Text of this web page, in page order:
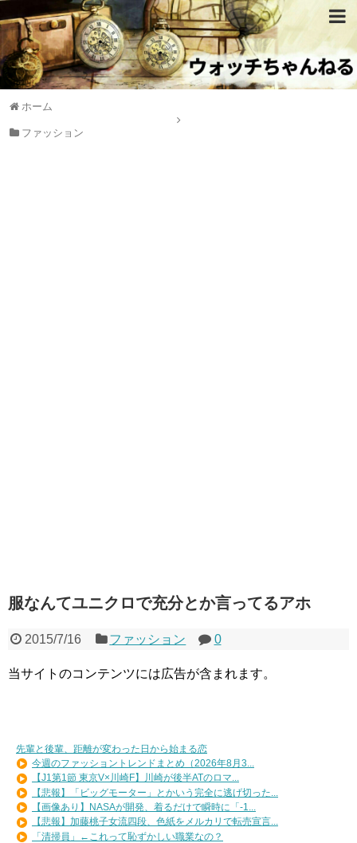
ホーム
ファッション
服なんてユニクロで充分とか言ってるアホ
2015/7/16 ファッション 0
当サイトのコンテンツには広告が含まれます。
先輩と後輩、距離が変わった日から始まる恋
今週のファッショントレンドまとめ（2026年8月3...
【J1第1節 東京V×川崎F】川崎が後半ATのロマ...
【悲報】「ビッグモーター」とかいう完全に逃げ切った...
【画像あり】NASAが開発、着るだけで瞬時に「-1...
【悲報】加藤桃子女流四段、色紙をメルカリで転売宣言...
「清掃員」←これって恥ずかしい職業なの？